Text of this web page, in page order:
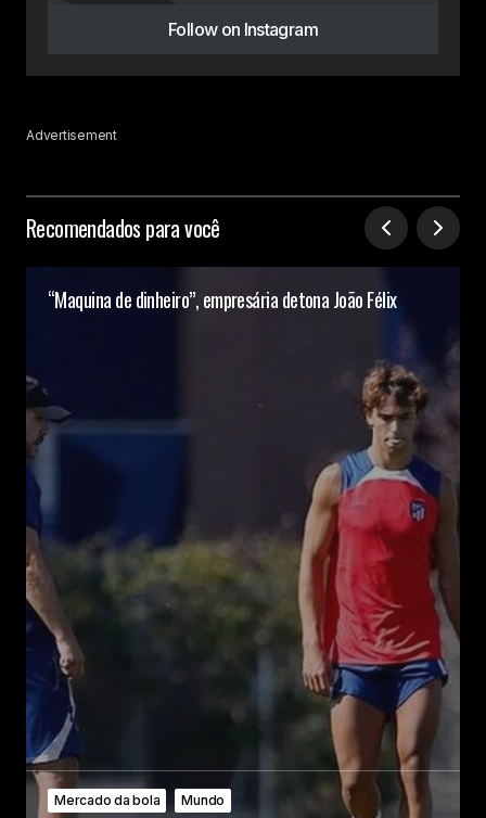
Follow on Instagram
Advertisement
Recomendados para você
“Maquina de dinheiro”, empresária detona João Félix
Mercado da bola
Mundo